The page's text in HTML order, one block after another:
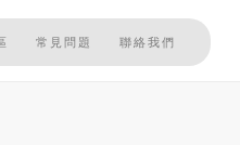
常見問題 聯絡我們